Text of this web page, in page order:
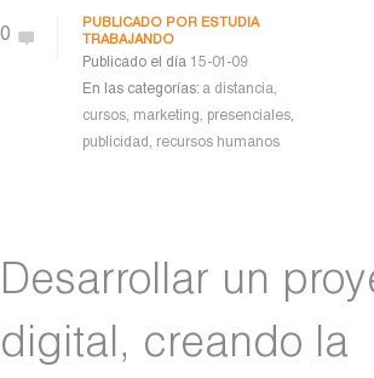
0
PUBLICADO POR ESTUDIA
TRABAJANDO
Publicado el día 15-01-09
En las categorías: a distancia,
cursos, marketing, presenciales,
publicidad , recursos humanos
Desarrollar un
digital, creando la